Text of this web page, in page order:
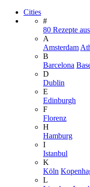
Cities
#
80 Rezepte
A
Amsterdam
B
Barcelona
D
Dublin
E
Edinburgh
F
Florenz
H
Hamburg
I
Istanbul
K
Köln
L